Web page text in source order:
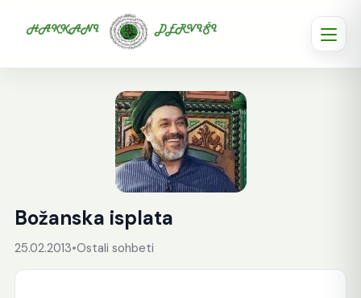
Božanska isplata
25.02.2013•Ostali sohbeti